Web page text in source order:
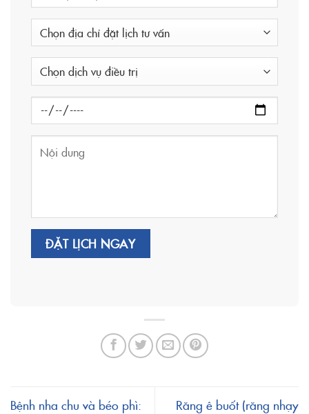
Bệnh nha chu và béo phì:
Răng ê buốt (răng nhạy